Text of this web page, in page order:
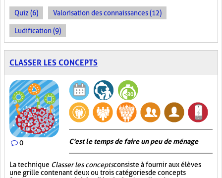
Quiz (6) Valorisation des connaissances (12)
Ludification (9)
CLASSER LES CONCEPTS
0 C'est le temps de faire un peu de ménage
La technique Classer les conceptsconsiste à fournir aux élèves
une grille contenant deux ou trois catégories de concepts